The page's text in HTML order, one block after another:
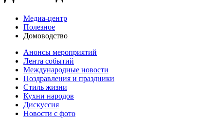
Медиа-центр
Полезное
Домоводство
Анонсы мероприятий
Лента событий
Международные новости
Поздравления и праздники
Cтиль жизни
Кухни народов
Дискуссия
Новости с фото